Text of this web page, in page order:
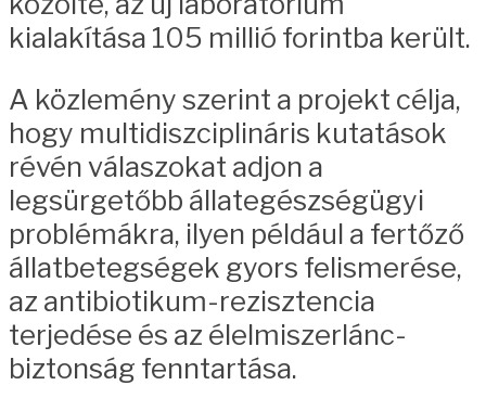
kialakítása 105 millió forintba került.
A közlemény szerint a projekt célja,
hogy multidiszciplináris kutatások
révén válaszokat adjon a
legsürgetőbb állategészségügyi
problémákra, ilyen például a fertőző
állatbetegségek gyors felismerése,
az antibiotikum-rezisztencia
terjedése és az élelmiszerlánc-
biztonság fenntartása.